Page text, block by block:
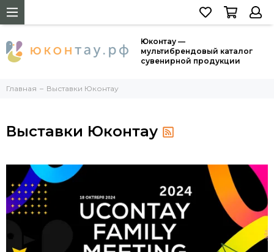
Юконтау —
мультибрендовый каталог
сувенирной продукции
Главная Выставки Юконтау
Выставки Юконтау